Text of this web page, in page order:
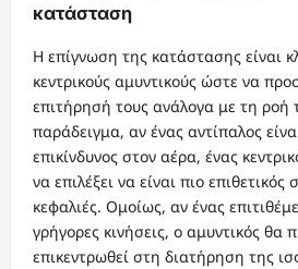
κατάσταση
Η επίγνωση της κατάστασης είναι
κεντρικούς αμυντικούς ώστε να
επιτήρησή τους ανάλογα με τη ροή
παράδειγμα, αν ένας αντίπαλος
επικίνδυνος στον αέρα, ένας
να επιλέξει να είναι πιο
κεφαλιές. Ομοίως, αν ένας
γρήγορες κινήσεις, ο αμυντικός θα
επικεντρωθεί στη διατήρηση της